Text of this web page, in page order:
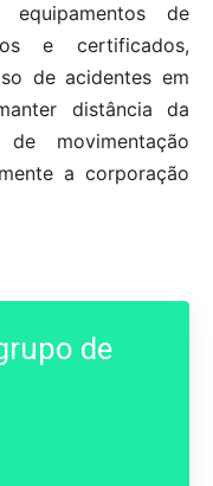
de
e certificados,
de acidentes em
distância da
movimentação
a corporação
de